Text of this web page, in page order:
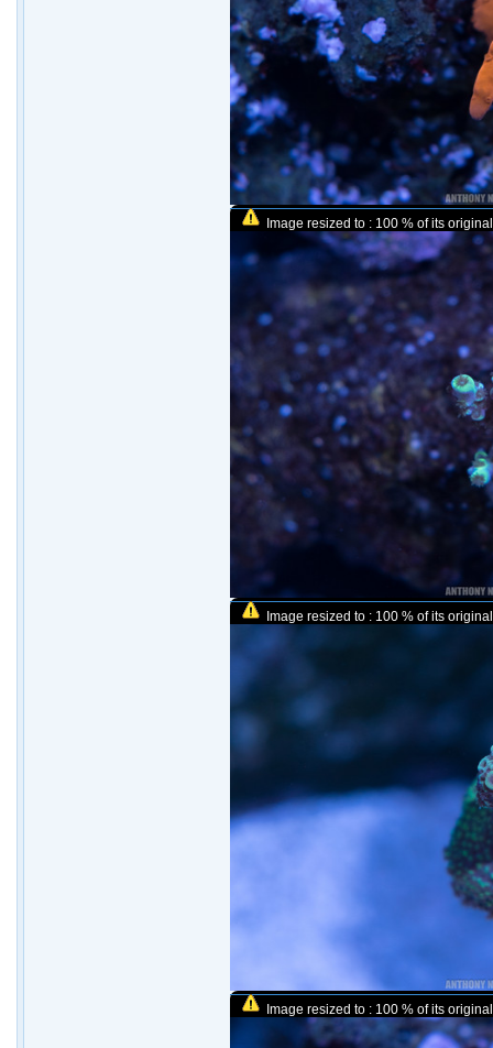
Image resized to : 100 % of its
Image resized to : 100 % of its
Image resized to : 100 % of its